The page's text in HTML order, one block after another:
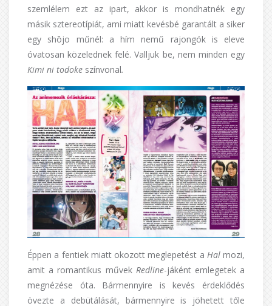
szemlélem ezt az ipart, akkor is mondhatnék egy
másik sztereotípiát, ami miatt kevésbé garantált a siker
egy shōjo műnél: a hím nemű rajongók is eleve
óvatosan közelednek felé. Valljuk be, nem minden egy
Kimi ni todoke színvonal.
Éppen a fentiek miatt okozott meglepetést a Halmozi,
amit a romantikus művek Redline-jáként emlegetek a
megnézése óta. Bármennyire is kevés érdeklődés
övezte a debütálását, bármennyire is jöhetett tőle